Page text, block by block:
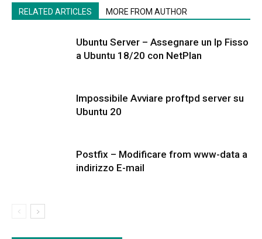
RELATED ARTICLES MORE FROM AUTHOR
Ubuntu Server – Assegnare un Ip Fisso
a Ubuntu 18/20 con NetPlan
Impossibile Avviare proftpd server su
Ubuntu 20
Postfix – Modificare from www-data a
indirizzo E-mail